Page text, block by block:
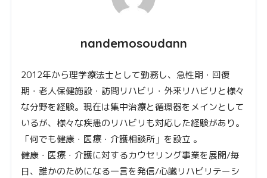
nandemosoudann
2012年から理学療法士として勤務し、急性期・回復
期・老人保健施設・訪問リハビリ・外来リハビリと様々
な分野を経験。現在は集中治療と循環器をメインとして
いるが、様々な疾患のリハビリも対応した経験があり。
「何でも健康・医療・介護相談所」を設立 。
健康・医療・介護に対するカウセリング事業を展開/毎
日、誰かのためになる一言を発信/心臓リハビリテーシ